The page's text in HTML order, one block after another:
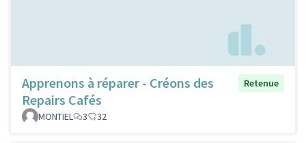
Apprenons à réparer - Créons des
Repairs Cafés
Retenue
MONTIEL 3 32